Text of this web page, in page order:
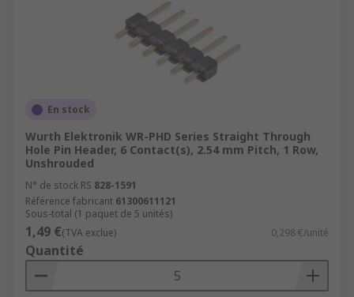
En stock
Wurth Elektronik WR-PHD Series Straight Through
Hole Pin Header, 6 Contact(s), 2.54 mm Pitch, 1 Row,
Unshrouded
N° de stock RS 828-1591
Référence fabricant 61300611121
Sous-total (1 paquet de 5 unités)
1,49 €(TVA exclue) 0,298 €/unité
Quantité